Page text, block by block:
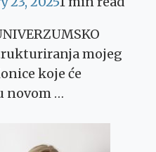
mojeg
koje će
novom …